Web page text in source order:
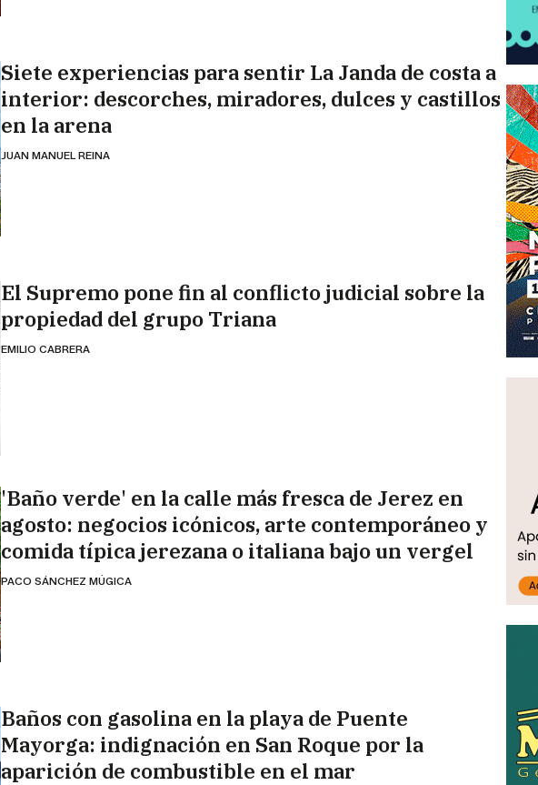
Siete experiencias para sentir La Janda de costa a
interior: descorches, miradores, dulces y castillos
en la arena
JUAN MANUEL REINA
El Supremo pone fin al conflicto judicial sobre la
propiedad del grupo Triana
EMILIO CABRERA
'Baño verde' en la calle más fresca de Jerez en
agosto: negocios icónicos, arte contemporáneo y
comida típica jerezana o italiana bajo un vergel
PACO SÁNCHEZ MÚGICA
Baños con gasolina en la playa de Puente
Mayorga: indignación en San Roque por la
aparición de combustible en el mar